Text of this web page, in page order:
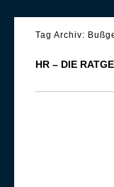
Tag Archiv:
HR – DIE